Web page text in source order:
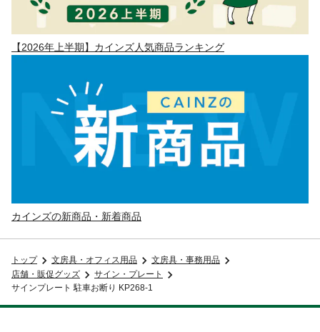
【2026年上半期】カインズ人気商品ランキング
カインズの新商品・新着商品
トップ 文房具・オフィス用品
文房具・事務用品
店舗・販促グッズ
サイン・プレート
サインプレート 駐車お断り KP268-1